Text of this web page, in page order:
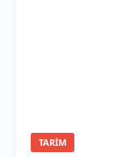
TARIM